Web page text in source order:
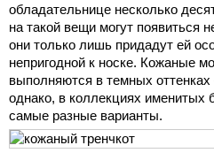
обладательнице несколько
на такой вещи могут появиться
они только лишь придадут ей
непригодной к носке. Кожаные
выполняются в темных
однако, в коллекциях именитых
самые разные варианты.